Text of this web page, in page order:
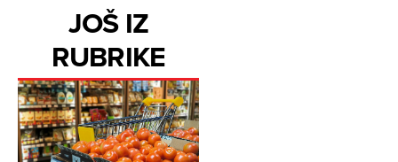
JOŠ IZ
RUBRIKE